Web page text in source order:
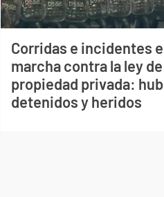
Corridas e incidentes
marcha contra la ley de
propiedad privada:
detenidos y heridos